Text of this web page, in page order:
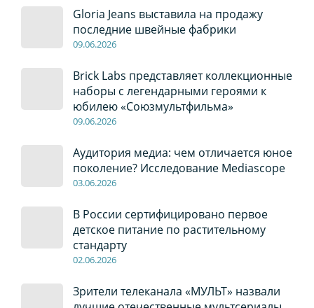
Gloria Jeans выставила на продажу
последние швейные фабрики
09.06.2026
Brick Labs представляет коллекционные
наборы с легендарными героями к
юбилею «Союзмультфильма»
09.06.2026
Аудитория медиа: чем отличается юное
поколение? Исследование Mediascope
03.06.2026
В России сертифицировано первое
детское питание по растительному
стандарту
02.06.2026
Зрители телеканала «МУЛЬТ» назвали